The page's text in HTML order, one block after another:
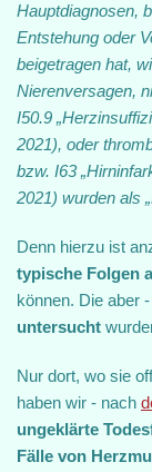
Hauptdiagnosen,
Entstehung oder
beigetragen hat,
Nierenversagen,
I50.9
2021), oder
bzw. I63
2021) wurden als
Denn hierzu ist
typische Folgen
können. Die aber -
untersucht
Nur dort, wo sie
haben wir - nach
ungeklärte
Fälle von